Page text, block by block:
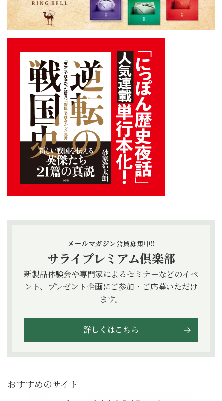
メールマガジン会員募集中!!
サライプレミアム倶楽部
新製品体験会や専門家によるセミナーなどのイベ
ント、プレゼント企画にご参加・ご応募いただけ
ます。
詳しくはこちら
おすすめのサイト